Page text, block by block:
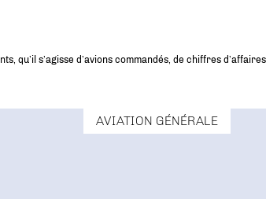
qu’il s’agisse d’avions commandés, de chiffres
AVIATION GÉNÉRALE